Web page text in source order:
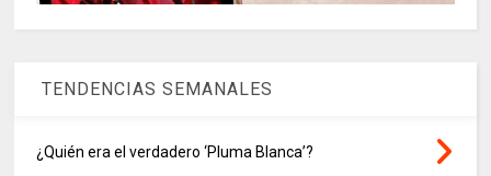
TENDENCIAS SEMANALES
¿Quién era el verdadero ‘Pluma Blanca’?